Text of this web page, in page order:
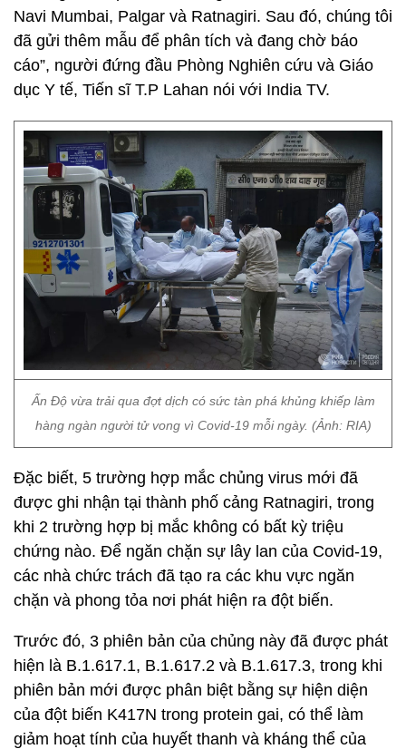
Navi Mumbai, Palgar và Ratnagiri. Sau đó, chúng tôi
đã gửi thêm mẫu để phân tích và đang chờ báo
cáo”, người đứng đầu Phòng Nghiên cứu và Giáo
dục Y tế, Tiến sĩ T.P Lahan nói với India TV.
Ấn Độ vừa trải qua đợt dịch có sức tàn phá khủng khiếp làm
hàng ngàn người tử vong vì Covid-19 mỗi ngày. (Ảnh: RIA)
Đặc biết, 5 trường hợp mắc chủng virus mới đã
được ghi nhận tại thành phố cảng Ratnagiri, trong
khi 2 trường hợp bị mắc không có bất kỳ triệu
chứng nào. Để ngăn chặn sự lây lan của Covid-19,
các nhà chức trách đã tạo ra các khu vực ngăn
chặn và phong tỏa nơi phát hiện ra đột biến.
Trước đó, 3 phiên bản của chủng này đã được phát
hiện là B.1.617.1, B.1.617.2 và B.1.617.3, trong khi
phiên bản mới được phân biệt bằng sự hiện diện
của đột biến K417N trong protein gai, có thể làm
giảm hoạt tính của huyết thanh và kháng thể của